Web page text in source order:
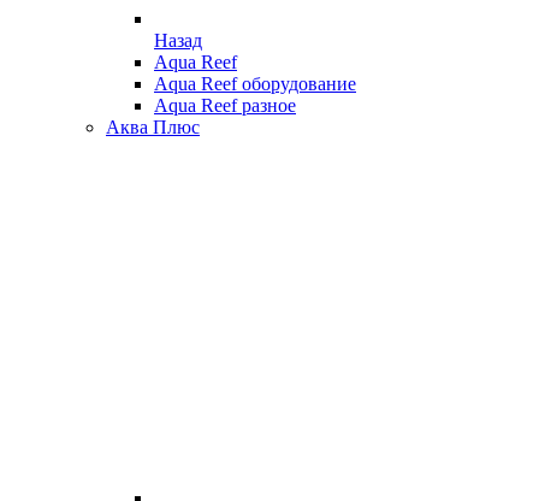
Назад
Aqua Reef
Aqua Reef оборудование
Aqua Reef разное
Аква Плюс